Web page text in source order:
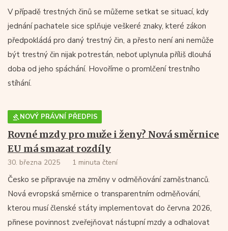
V případě trestných činů se můžeme setkat se situací, kdy
jednání pachatele sice splňuje veškeré znaky, které zákon
předpokládá pro daný trestný čin, a přesto není ani nemůže
být trestný čin nijak potrestán, neboť uplynula příliš dlouhá
doba od jeho spáchání. Hovoříme o promlčení trestního
stíhání.
NOVÝ PRÁVNÍ PŘEDPIS
Rovné mzdy pro muže i ženy? Nová směrnice
EU má smazat rozdíly
30. března 2025 1 minuta čtení
Česko se připravuje na změny v odměňování zaměstnanců.
Nová evropská směrnice o transparentním odměňování,
kterou musí členské státy implementovat do června 2026,
přinese povinnost zveřejňovat nástupní mzdy a odhalovat